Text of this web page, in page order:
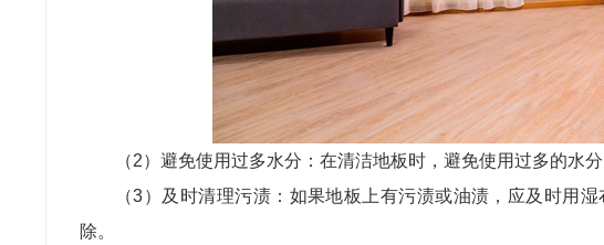
（2）避免使用过多水分：在清洁地板时，避免使用过多的水
（3）及时清理污渍：如果地板上有污渍或油渍，应及时用
除。